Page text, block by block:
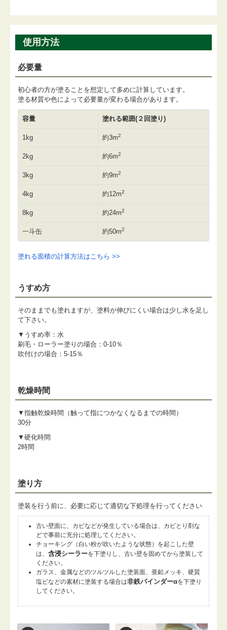
使用方法
必要量
初心者の方が塗ることを想定して多めに計算しています。
塗る材質や色によって必要量が変わる場合があります。
容量 塗れる範囲(２回塗り)
1kg 約3m2
2kg 約6m2
3kg 約9m2
4kg 約12m2
8kg 約24m2
一斗缶 約50m2
塗れる面積の計算方法はこちら >>
うすめ方
そのままでも塗れますが、塗料が伸びにくい場合は少し水を足し
て下さい。
▼うすめ率：水
刷毛・ローラー塗りの場合：0-10％
吹付けの場合：5-15％
乾燥時間
▼指触乾燥時間（触って指につかなくなるまでの時間）
30分
▼硬化時間
2時間
塗り方
塗装を行う前に、必要に応じて適切な下処理を行ってください
古い壁面に、カビなどが発生している場合は、カビとり剤な
どで事前に充分に処理してください。
チョーキング（白い粉が吹いたような状態）を起こした壁
は、 含浸シーラーを下塗りし、古い壁を固めてから塗装して
ください。
ガラス、金属などのツルツルした塗装面、亜鉛メッキ、硬質
塩ビなどの素材に塗装する場合は非鉄バインダーαを下塗り
してください。